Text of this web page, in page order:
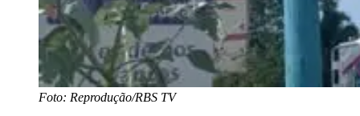
Foto: Reprodução/RBS TV